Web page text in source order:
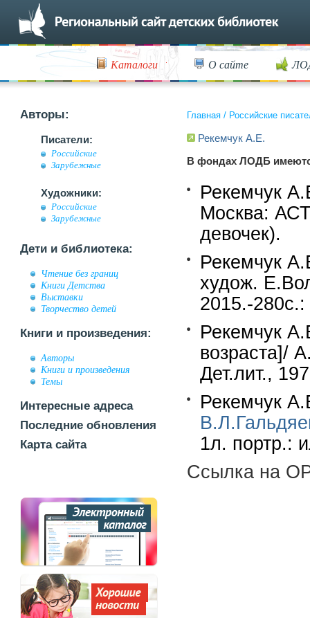
Каталоги О сайте
Авторы:
Писатели:
Российские
Зарубежные
Художники:
Российские
Зарубежные
Дети и библиотека:
Чтение без границ
Книги Детства
Выставки
Творчество детей
Книги и произведения:
Авторы
Книги и произведения
Темы
Интересные адреса
Последние обновления
Карта сайта
Главная / Российские
Рекемчук А.Е.
В фондах ЛОДБ
Рекемчук
Москва:
девочек).
Рекемчук
худож.
2015.-280c.:
Рекемчук
возраста]/
Дет.лит.,
Рекемчук
1л. портр.:
Ссылка на